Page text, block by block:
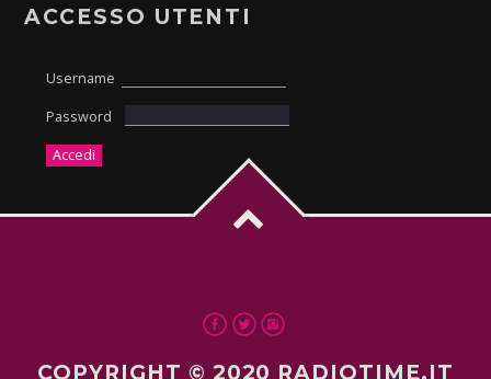
ACCESSO UTENTI
Username
Password
COPYRIGHT © 2020 RADIOTIME.IT